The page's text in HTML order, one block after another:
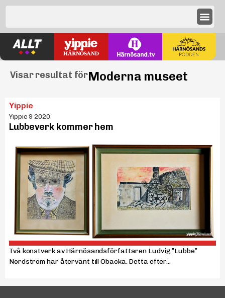
Visar resultat förModerna museet
Yippie
Yippie 9 2020
Lubbeverk kommer hem
Två konstverk av Härnösandsförfattaren Ludvig ”Lubbe”
Nordström har återvänt till Öbacka. Detta efter...